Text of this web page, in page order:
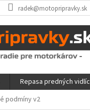
radek@motopripravky.sk
Repasa predných vidlíc
podmíny v2